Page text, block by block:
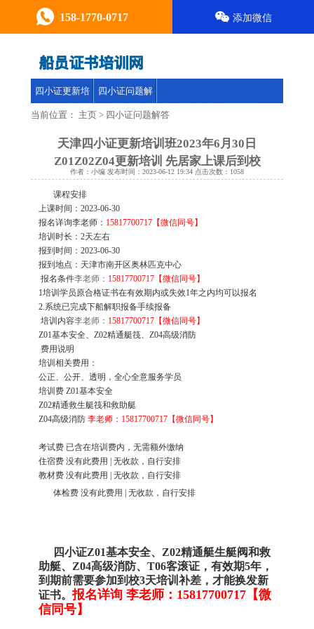
四小证更新培
训
四小证问题解
答
158-1770-0717 添加微信
当前位置： 主页 > 四小证问题解答
天津四小证更新培训班2023年6月30日
Z01Z02Z04更新培训 先居家上课后到校
作者：小编 发布时间：2023-06-12 19:34 点击次数： 1058
课程安排
上课时间：2023-06-30
报名详询李老师： 15817700717【微信同号】
培训时长：2天左右
报到时间：2023-06-30
报到地点：天津市南开区奥林匹克中心
报名条件李老师： 15817700717【微信同号】
1培训学员原合格证书在有效期内或失效1年之内均可以报名
2.系统已完成下船解职报备手续报备
培训内容李老师： 15817700717【微信同号】
Z01基本安全、Z02精通艇筏、Z04高级消防
费用说明
培训相关费用：
公正、公开、透明，全心全意服务学员
培训费 Z01基本安全
Z02精通救生艇筏和救助艇
Z04高级消防 李老师：15817700717【微信同号】
考试费 已含在培训费内，无需额外缴纳
住宿费 没有此费用 | 无收款，自行安排
教材费 没有此费用 | 无收款，自行安排
体检费 没有此费用 | 无收款，自行安排
四小证Z01基本安全、Z02精通艇生艇阀和救
助艇、Z04高级消防、T06客滚证，有效期5年，
到期前需要参加到校3天培训补差，才能换发新
证书。报名详询 李老师：15817700717【微
信同号】